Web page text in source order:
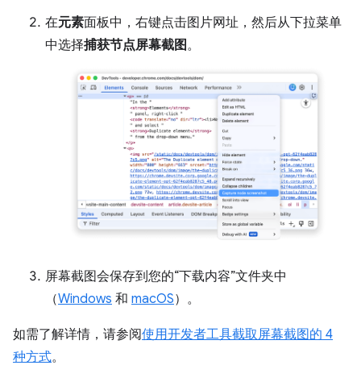
在元素面板中，右键点击图片网址，然后从下拉菜单
中选择捕获节点屏幕截图。
屏幕截图会保存到您的“下载内容”文件夹中
（Windows 和 macOS）。
如需了解详情，请参阅使用开发者工具截取屏幕截图的 4
种方式。